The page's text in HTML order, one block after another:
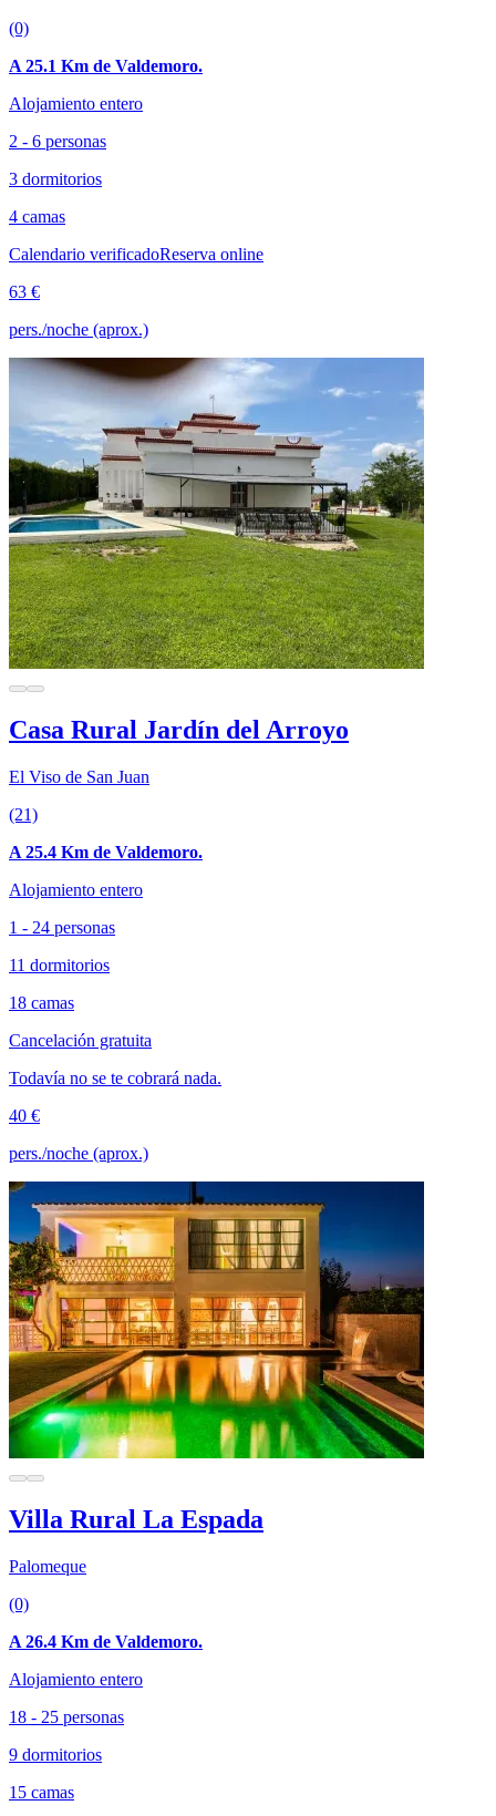
(0)
A 25.1 Km de Valdemoro.
Alojamiento entero
2 - 6 personas
3 dormitorios
4 camas
Calendario verificadoReserva online
63 €
pers./noche (aprox.)
Casa Rural Jardín del Arroyo
El Viso de San Juan
(21)
A 25.4 Km de Valdemoro.
Alojamiento entero
1 - 24 personas
11 dormitorios
18 camas
Cancelación gratuita
Todavía no se te cobrará nada.
40 €
pers./noche (aprox.)
Villa Rural La Espada
Palomeque
(0)
A 26.4 Km de Valdemoro.
Alojamiento entero
18 - 25 personas
9 dormitorios
15 camas